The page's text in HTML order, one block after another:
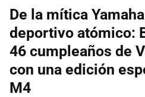
De la mítica
deportivo atómico:
46 cumpleaños de
con una edición
M4